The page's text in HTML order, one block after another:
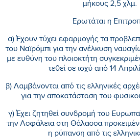
μήκους 2,5 χλμ.
Ερωτάται η
α) Έχουν τύχει εφαρμογής τα
του Ναϊρόμπι για την ανέλκυση
με ευθύνη του πλοιοκτήτη
τεθεί σε ισχύ από 14
β) Λαμβάνονται από τις ελληνικές
για την αποκατάσταση του
γ) Έχει ζητηθεί συνδρομή του
την Ασφάλεια στη Θάλασσα
η ρύπανση από τις